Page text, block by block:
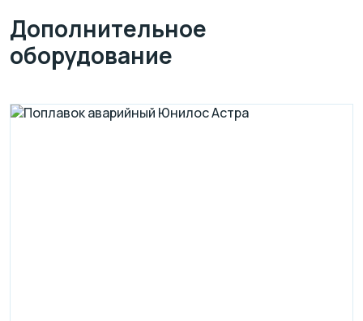
Дополнительное
оборудование